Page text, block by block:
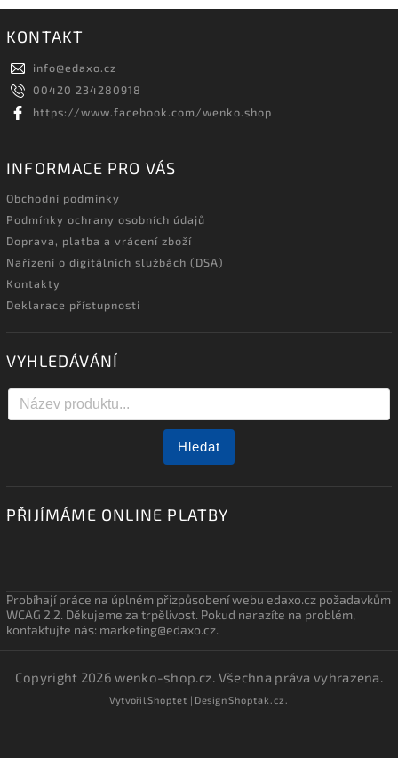
KONTAKT
info@edaxo.cz
00420 234280918
https://www.facebook.com/wenko.shop
INFORMACE PRO VÁS
Obchodní podmínky
Podmínky ochrany osobních údajů
Doprava, platba a vrácení zboží
Nařízení o digitálních službách (DSA)
Kontakty
Deklarace přístupnosti
VYHLEDÁVÁNÍ
Hledat
PŘIJÍMÁME ONLINE PLATBY
Probíhají práce na úplném přizpůsobení webu edaxo.cz požadavkům
WCAG 2.2. Děkujeme za trpělivost. Pokud narazíte na problém,
kontaktujte nás: marketing@edaxo.cz.
Copyright 2026wenko-shop.cz. Všechna práva vyhrazena.
VytvořilShoptet | DesignShoptak.cz.